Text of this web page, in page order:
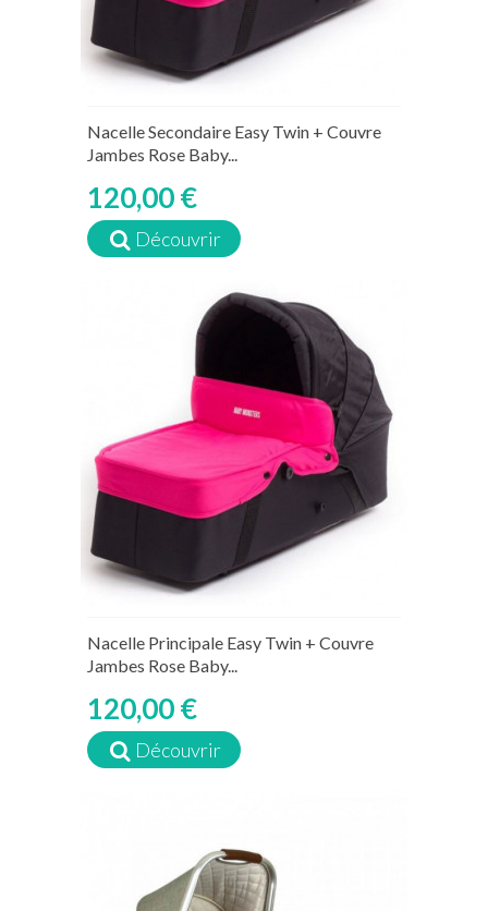
Nacelle Secondaire Easy Twin + Couvre
Jambes Rose Baby...
120,00 €
Découvrir
Nacelle Principale Easy Twin + Couvre
Jambes Rose Baby...
120,00 €
Découvrir